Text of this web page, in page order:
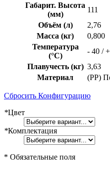
Габарит. Высота
(мм)
111
Объём (л)
2,76
Масса (кг)
0,800
Температура
(°C)
- 40 /
Плавучесть (кг) 3,63
Материал
(PP)
Сбросить Конфигурацию
*Цвет
*Комплектация
* Обязательные поля